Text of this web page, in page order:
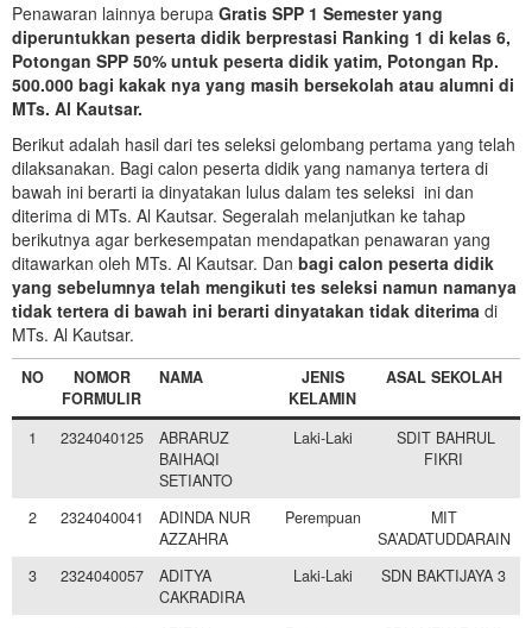
Penawaran lainnya berupa Gratis SPP 1 Semester yang
diperuntukkan peserta didik berprestasi Ranking 1 di kelas 6,
Potongan SPP 50% untuk peserta didik yatim, Potongan Rp.
500.000 bagi kakak nya yang masih bersekolah atau alumni di
MTs. Al Kautsar.
Berikut adalah hasil dari tes seleksi gelombang pertama yang telah
dilaksanakan. Bagi calon peserta didik yang namanya tertera di
bawah ini berarti ia dinyatakan lulus dalam tes seleksi ini dan
diterima di MTs. Al Kautsar. Segeralah melanjutkan ke tahap
berikutnya agar berkesempatan mendapatkan penawaran yang
ditawarkan oleh MTs. Al Kautsar. Dan bagi calon peserta didik
yang sebelumnya telah mengikuti tes seleksi namun namanya
tidak tertera di bawah ini berarti dinyatakan tidak diterima di
MTs. Al Kautsar.
NO
NOMOR
FORMULIR
NAMA
JENIS
KELAMIN
ASAL SEKOLAH
1 2324040125
ABRARUZ
BAIHAQI
SETIANTO
Laki-Laki
SDIT BAHRUL
FIKRI
2 2324040041
ADINDA NUR
AZZAHRA
Perempuan
MIT
SA’ADATUDDARAIN
3 2324040057
ADITYA
CAKRADIRA
Laki-Laki SDN BAKTIJAYA 3